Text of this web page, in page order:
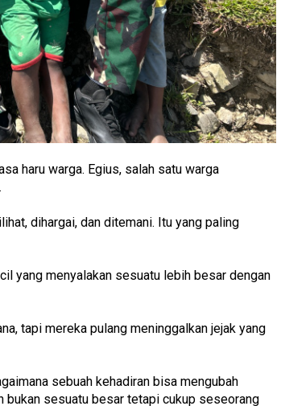
haru warga. Egius, salah satu warga
dihargai, dan ditemani. Itu yang paling
yang menyalakan sesuatu lebih besar dengan
tapi mereka pulang meninggalkan jejak yang
sebuah kehadiran bisa mengubah
bukan sesuatu besar tetapi cukup seseorang